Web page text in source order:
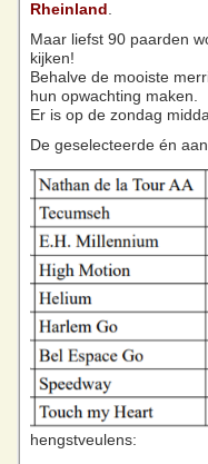
Rheinland .
Maar liefst 90 paarden
kijken!
Behalve de mooiste
hun opwachting maken.
Er is op de zondag
De geselecteerde én
hengstveulens: